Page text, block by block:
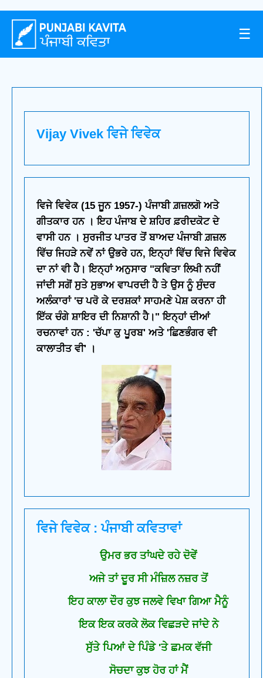
☰
Vijay Vivek ਵਿਜੇ ਵਿਵੇਕ
ਵਿਜੇ ਵਿਵੇਕ (15 ਜੂਨ 1957-) ਪੰਜਾਬੀ ਗ਼ਜ਼ਲਗੋ ਅਤੇ
ਗੀਤਕਾਰ ਹਨ । ਇਹ ਪੰਜਾਬ ਦੇ ਸ਼ਹਿਰ ਫ਼ਰੀਦਕੋਟ ਦੇ
ਵਾਸੀ ਹਨ । ਸੁਰਜੀਤ ਪਾਤਰ ਤੋਂ ਬਾਅਦ ਪੰਜਾਬੀ ਗ਼ਜ਼ਲ
ਵਿੱਚ ਜਿਹੜੇ ਨਵੇਂ ਨਾਂ ਉਭਰੇ ਹਨ, ਇਨ੍ਹਾਂ ਵਿੱਚ ਵਿਜੇ ਵਿਵੇਕ
ਦਾ ਨਾਂ ਵੀ ਹੈ। ਇਨ੍ਹਾਂ ਅਨੁਸਾਰ "ਕਵਿਤਾ ਲਿਖੀ ਨਹੀਂ
ਜਾਂਦੀ ਸਗੋਂ ਸੁਤੇ ਸੁਭਾਅ ਵਾਪਰਦੀ ਹੈ ਤੇ ਉਸ ਨੂੰ ਸੁੰਦਰ
ਅਲੰਕਾਰਾਂ 'ਚ ਪਰੋ ਕੇ ਦਰਸ਼ਕਾਂ ਸਾਹਮਣੇ ਪੇਸ਼ ਕਰਨਾ ਹੀ
ਇੱਕ ਚੰਗੇ ਸ਼ਾਇਰ ਦੀ ਨਿਸ਼ਾਨੀ ਹੈ।" ਇਨ੍ਹਾਂ ਦੀਆਂ
ਰਚਨਾਵਾਂ ਹਨ : 'ਚੱਪਾ ਕੁ ਪੂਰਬ' ਅਤੇ 'ਛਿਣਭੰਗਰ ਵੀ
ਕਾਲਾਤੀਤ ਵੀ' ।
ਵਿਜੇ ਵਿਵੇਕ : ਪੰਜਾਬੀ ਕਵਿਤਾਵਾਂ
ਉਮਰ ਭਰ ਤਾਂਘਦੇ ਰਹੇ ਦੋਵੇਂ
ਅਜੇ ਤਾਂ ਦੂਰ ਸੀ ਮੰਜ਼ਿਲ ਨਜ਼ਰ ਤੋਂ
ਇਹ ਕਾਲਾ ਦੌਰ ਕੁਝ ਜਲਵੇ ਵਿਖਾ ਗਿਆ ਮੈਨੂੰ
ਇਕ ਇਕ ਕਰਕੇ ਲੋਕ ਵਿਛੜਦੇ ਜਾਂਦੇ ਨੇ
ਸੁੱਤੇ ਪਿਆਂ ਦੇ ਪਿੰਡੇ 'ਤੇ ਛਮਕ ਵੱਜੀ
ਸੋਚਦਾ ਕੁਝ ਹੋਰ ਹਾਂ ਮੈਂ